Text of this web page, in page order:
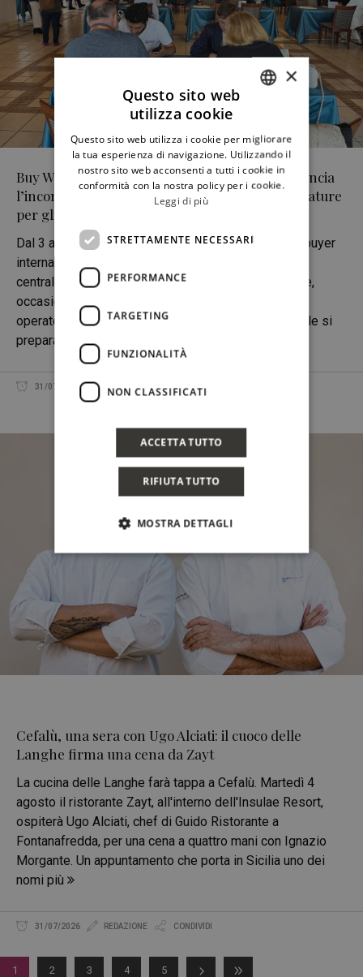
Buy West of Sicily 2026, il Distretto Turistico rilancia
l’incontro con i mercati esteri: aperte le candidature
per gli operatori
Dal 3 al 7 ottobre la Sicilia occidentale ospiterà 22 buyer
internazionali provenienti da 11 Paesi. Il momento
centrale sarà la giornata di incontri B2B del 6 ottobre,
occasione di confronto tra imprese del territorio e
operatori della domanda estera. La Sicilia occidentale si
prepara a
31/07/2026 REDAZIONE CONDIVIDI
Cefalù, una sera con Ugo Alciati: il cuoco delle
Langhe firma una cena da Zayt
La cucina delle Langhe farà tappa a Cefalù. Martedì 4
agosto il ristorante Zayt, all'interno dell'Insulae Resort,
ospiterà Ugo Alciati, chef di Guido Ristorante a
Fontanafredda, per una cena a quattro mani con Ignazio
Morgante. Un appuntamento che porta in Sicilia uno dei
nomi più
31/07/2026 REDAZIONE CONDIVIDI
1 2 3 4 5
ENGLISH
×
Questo sito web
utilizza cookie
Questo sito web utilizza i cookie per migliorare
la tua esperienza di navigazione. Utilizzando il
nostro sito web acconsenti a tutti i cookie in
conformità con la nostra policy per i cookie.
Leggi di più
STRETTAMENTE NECESSARI
PERFORMANCE
TARGETING
FUNZIONALITÀ
NON CLASSIFICATI
ACCETTA TUTTO
RIFIUTA TUTTO
MOSTRA DETTAGLI